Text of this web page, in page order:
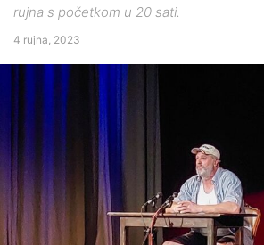
rujna s početkom u 20 sati.
4 rujna, 2023